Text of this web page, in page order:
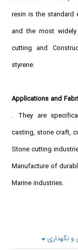
resin is the standard
and the most
cutting and
styrene.
Applications and
. They are
casting, stone craft,
Stone cutting
Manufacture of
Marine industries.
و نگهداری